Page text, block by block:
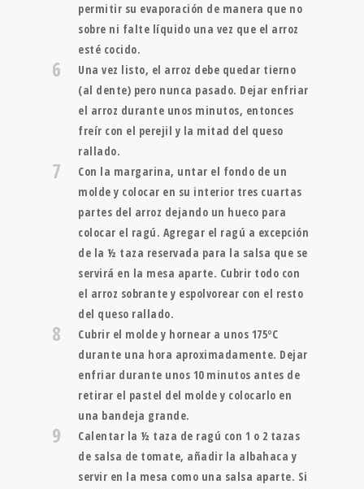
permitir su evaporación de manera que no
sobre ni falte líquido una vez que el arroz
esté cocido.
6
Una vez listo, el arroz debe quedar tierno
(al dente) pero nunca pasado. Dejar enfriar
el arroz durante unos minutos, entonces
freír con el perejil y la mitad del queso
rallado.
7
Con la margarina, untar el fondo de un
molde y colocar en su interior tres cuartas
partes del arroz dejando un hueco para
colocar el ragú. Agregar el ragú a excepción
de la ½ taza reservada para la salsa que se
servirá en la mesa aparte. Cubrir todo con
el arroz sobrante y espolvorear con el resto
del queso rallado.
8
Cubrir el molde y hornear a unos 175ºC
durante una hora aproximadamente. Dejar
enfriar durante unos 10 minutos antes de
retirar el pastel del molde y colocarlo en
una bandeja grande.
9
Calentar la ½ taza de ragú con 1 o 2 tazas
de salsa de tomate, añadir la albahaca y
servir en la mesa como una salsa aparte. Si